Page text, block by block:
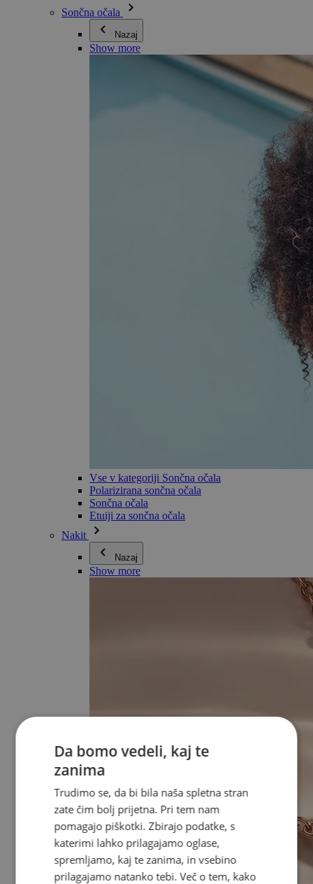
Sončna očala
Nazaj
Show more
Vse v kategoriji Sončna očala
Polarizirana sončna očala
Sončna očala
Etuiji za sončna očala
Nakit
Nazaj
Show more
Da bomo vedeli, kaj te
zanima
Trudimo se, da bi bila naša spletna stran
zate čim bolj prijetna. Pri tem nam
pomagajo piškotki. Zbirajo podatke, s
katerimi lahko prilagajamo oglase,
spremljamo, kaj te zanima, in vsebino
prilagajamo natanko tebi. Več o tem, kako